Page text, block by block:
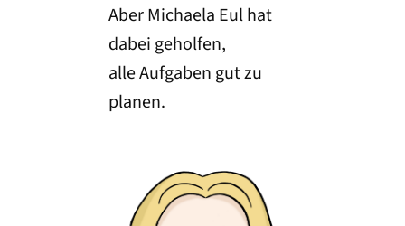
Aber Michaela Eul hat
dabei geholfen,
alle Aufgaben gut zu
planen.